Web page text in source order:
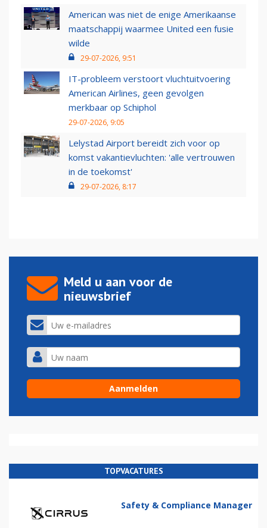
American was niet de enige Amerikaanse
maatschappij waarmee United een fusie
wilde
29-07-2026, 9:51
IT-probleem verstoort vluchtuitvoering
American Airlines, geen gevolgen
merkbaar op Schiphol
29-07-2026, 9:05
Lelystad Airport bereidt zich voor op
komst vakantievluchten: 'alle vertrouwen
in de toekomst'
29-07-2026, 8:17
Meld u aan voor de
nieuwsbrief
TOPVACATURES
Safety & Compliance Manager